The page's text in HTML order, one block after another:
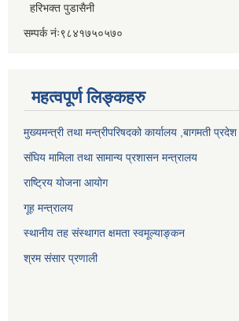
हरिभक्त पुडासैनी
सम्पर्क नंः९८४१७५०५७०
महत्वपूर्ण लिङ्कहरु
मुख्यमन्त्री तथा मन्त्रीपरिषदको कार्यालय ,बागमती प्रदेश
संघिय मामिला तथा सामान्य प्रशासन मन्त्रालय
राष्ट्रिय योजना आयोग
गूह मन्त्रालय
स्थानीय तह संस्थागत क्षमता स्वमूल्याङ्कन
श्रम संसार प्रणाली